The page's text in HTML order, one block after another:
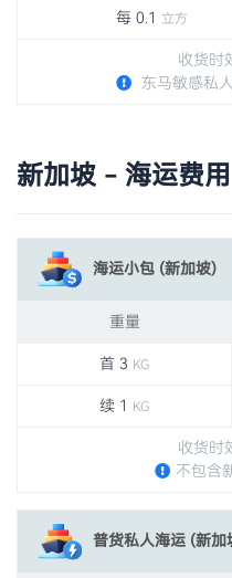
每 0.1 立方
收货时
东马敏感私
新加坡 - 海运费用
海运小包 (新加坡)
重量
首 3 KG
续 1 KG
收货时
不包含
普货私人海运 (新加